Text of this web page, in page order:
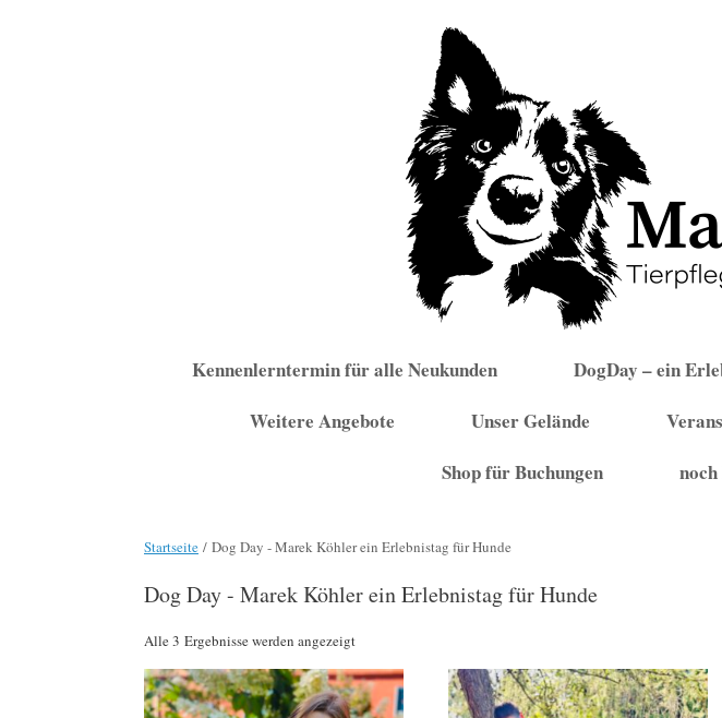
Kennenlerntermin für alle Neukunden DogDay – ein
Weitere Angebote
Unser Gelände
Shop für Buchungen
Startseite / Dog Day - Marek Köhler ein Erlebnistag für Hunde
Dog Day - Marek Köhler ein Erlebnistag für Hunde
Alle 3 Ergebnisse werden angezeigtNach
sortiert